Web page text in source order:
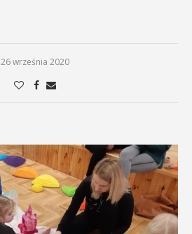
26 września 2020